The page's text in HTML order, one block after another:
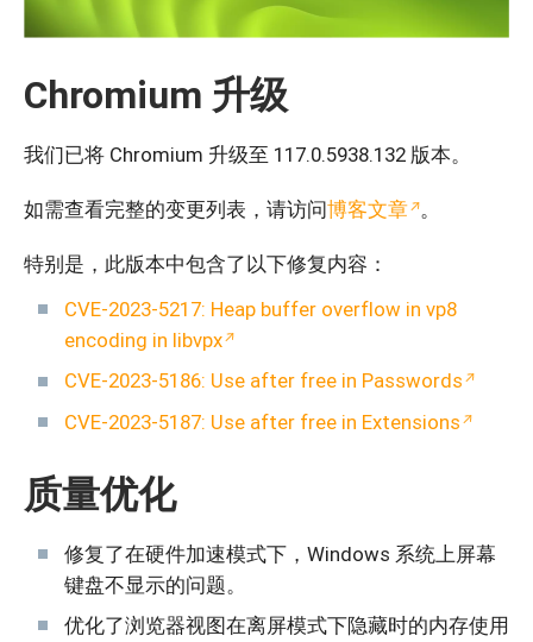
Chromium 升级
我们已将 Chromium 升级至 117.0.5938.132 版本。
如需查看完整的变更列表，请访问博客文章 。
特别是，此版本中包含了以下修复内容：
CVE-2023-5217: Heap buffer overflow in vp8
encoding in libvpx
CVE-2023-5186: Use after free in Passwords
CVE-2023-5187: Use after free in Extensions
质量优化
修复了在硬件加速模式下，Windows 系统上屏幕
键盘不显示的问题。
优化了浏览器视图在离屏模式下隐藏时的内存使用